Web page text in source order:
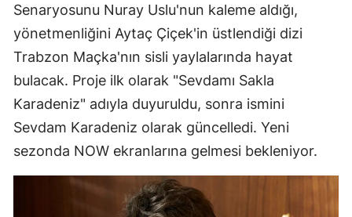
Kastamonu
Kayseri
Kırklareli
Kırşehir
Kocaeli
Konya
Kütahya
Senaryosunu Nuray Uslu'nun kaleme aldığı,
yönetmenliğini Aytaç Çiçek'in üstlendiği dizi
Trabzon Maçka'nın sisli yaylalarında hayat
bulacak. Proje ilk olarak "Sevdamı Sakla
Karadeniz" adıyla duyuruldu, sonra ismini
Sevdam Karadeniz olarak güncelledi. Yeni
sezonda NOW ekranlarına gelmesi bekleniyor.